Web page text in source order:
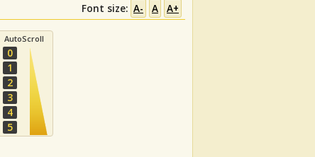
Font size: A- A A+
AutoScroll
0
1
2
3
4
5